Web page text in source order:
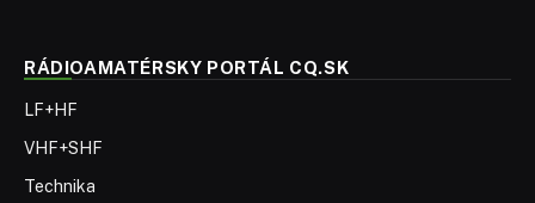
RÁDIOAMATÉRSKY PORTÁL CQ.SK
LF+HF
VHF+SHF
Technika